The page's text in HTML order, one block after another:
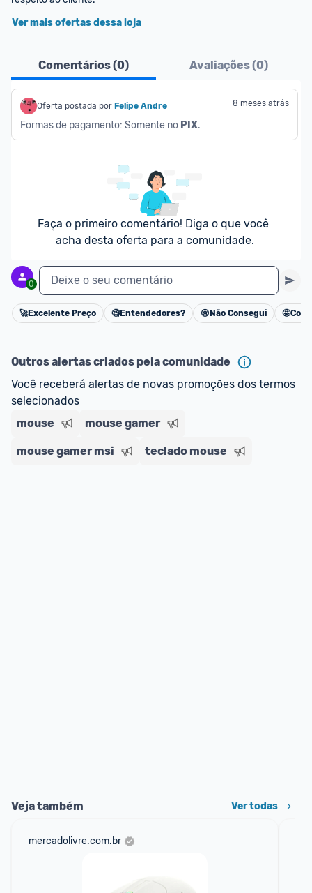
Ver mais ofertas dessa loja
Comentários (0) Avaliações (0)
Oferta postada por Felipe Andre 8 meses atrás
Formas de pagamento: Somente no PIX.
Faça o primeiro comentário! Diga o que você
acha desta oferta para a comunidade.
0 Deixe o seu comentário
Cancelar
🚀Excelente Preço 🧐Entendedores? 😢 Não Consegui 🤩
Outros alertas criados pela comunidade
Você receberá alertas de novas promoções dos termos
selecionados
mouse
mouse gamer
mouse gamer msi teclado mouse
Veja também Ver todas
mercadolivre.com.br